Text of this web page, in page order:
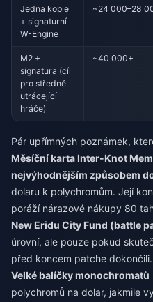
Jedna kopie
+ signaturní
W-Engine
~24 000–28
M2 +
signatura (cíl
pro středně
utrácející
hráče)
~40 000+
Pár upřímných poznámek,
Měsíční karta Inter-Knot
nejvýhodnějším způsobem
dolaru k polychromům. Její
poráží nárazové nákupy 80
New Eridu City Fund (battle
úrovní, ale pouze pokud
před koncem patche dokončili.
Velké balíčky monochromatů
polychromů na dolar, jakmile